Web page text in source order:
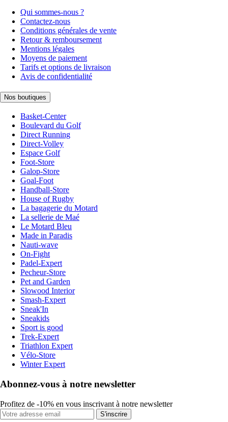
Qui sommes-nous ?
Contactez-nous
Conditions générales de vente
Retour & remboursement
Mentions légales
Moyens de paiement
Tarifs et options de livraison
Avis de confidentialité
Nos boutiques
Basket-Center
Boulevard du Golf
Direct Running
Direct-Volley
Espace Golf
Foot-Store
Galop-Store
Goal-Foot
Handball-Store
House of Rugby
La bagagerie du Motard
La sellerie de Maé
Le Motard Bleu
Made in Paradis
Nauti-wave
On-Fight
Padel-Expert
Pecheur-Store
Pet and Garden
Slowood Interior
Smash-Expert
Sneak'In
Sneakids
Sport is good
Trek-Expert
Triathlon Expert
Vélo-Store
Winter Expert
Abonnez-vous à notre newsletter
Profitez de -10% en vous inscrivant à notre newsletter
S'inscrire